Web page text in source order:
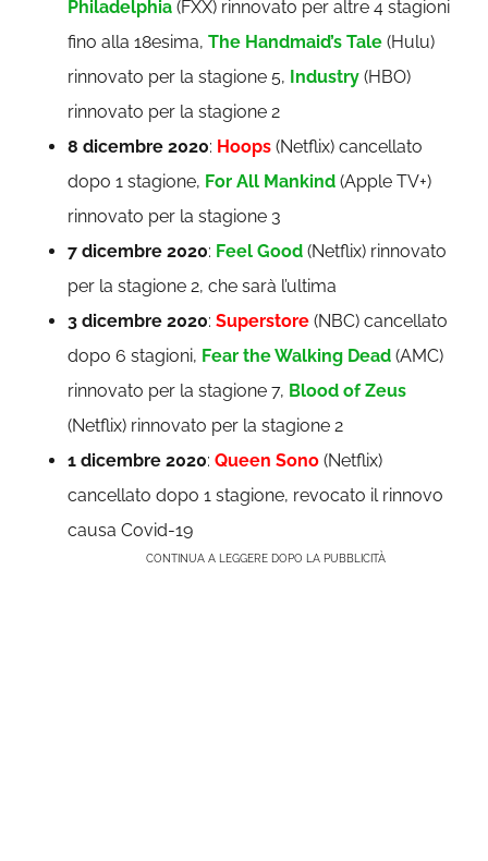
Philadelphia (FXX) rinnovato per altre 4 stagioni
fino alla 18esima,The Handmaid’s Tale (Hulu)
rinnovato per la stagione 5, Industry (HBO)
rinnovato per la stagione 2
8 dicembre 2020: Hoops (Netflix) cancellato
dopo 1 stagione, For All Mankind (Apple TV+)
rinnovato per la stagione 3
7 dicembre 2020: Feel Good (Netflix) rinnovato
per la stagione 2, che sarà l’ultima
3 dicembre 2020:Superstore (NBC) cancellato
dopo 6 stagioni, Fear the Walking Dead (AMC)
rinnovato per la stagione 7, Blood of Zeus
(Netflix) rinnovato per la stagione 2
1 dicembre 2020:Queen Sono (Netflix)
cancellato dopo 1 stagione, revocato il rinnovo
causa Covid-19
CONTINUA A LEGGERE DOPO LA PUBBLICITÀ